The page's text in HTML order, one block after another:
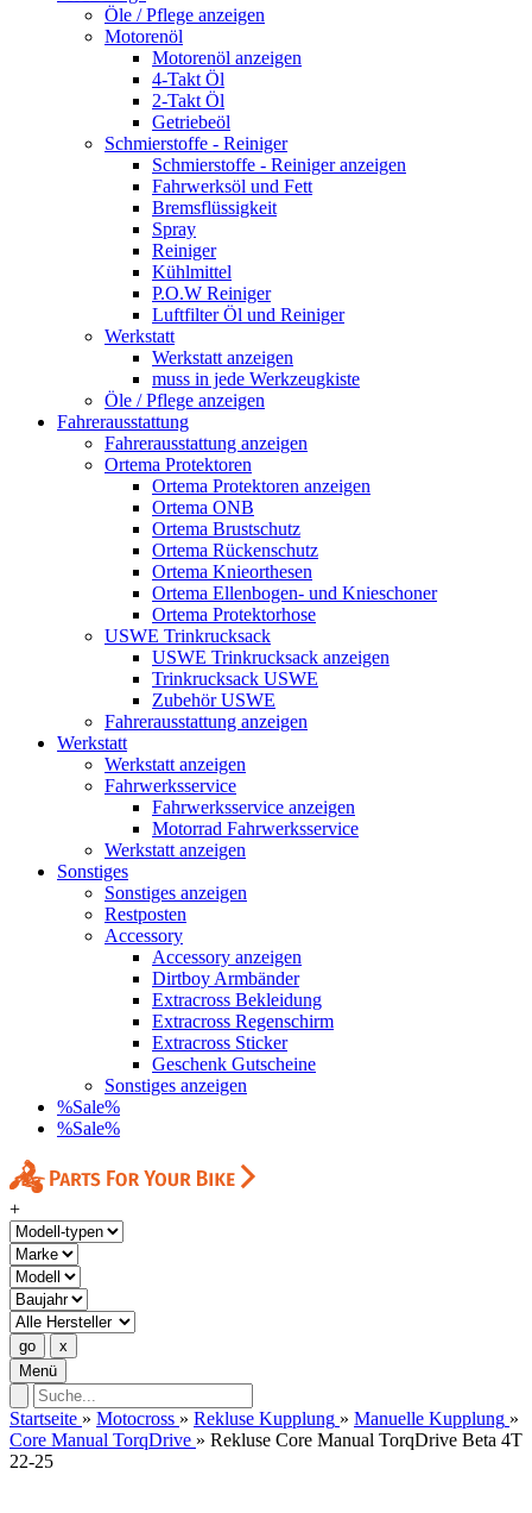
Öle / Pflege anzeigen
Motorenöl
Motorenöl anzeigen
4-Takt Öl
2-Takt Öl
Getriebeöl
Schmierstoffe - Reiniger
Schmierstoffe - Reiniger anzeigen
Fahrwerksöl und Fett
Bremsflüssigkeit
Spray
Reiniger
Kühlmittel
P.O.W Reiniger
Luftfilter Öl und Reiniger
Werkstatt
Werkstatt anzeigen
muss in jede Werkzeugkiste
Öle / Pflege anzeigen
Fahrerausstattung
Fahrerausstattung anzeigen
Ortema Protektoren
Ortema Protektoren anzeigen
Ortema ONB
Ortema Brustschutz
Ortema Rückenschutz
Ortema Knieorthesen
Ortema Ellenbogen- und Knieschoner
Ortema Protektorhose
USWE Trinkrucksack
USWE Trinkrucksack anzeigen
Trinkrucksack USWE
Zubehör USWE
Fahrerausstattung anzeigen
Werkstatt
Werkstatt anzeigen
Fahrwerksservice
Fahrwerksservice anzeigen
Motorrad Fahrwerksservice
Werkstatt anzeigen
Sonstiges
Sonstiges anzeigen
Restposten
Accessory
Accessory anzeigen
Dirtboy Armbänder
Extracross Bekleidung
Extracross Regenschirm
Extracross Sticker
Geschenk Gutscheine
Sonstiges anzeigen
%Sale%
%Sale%
+
Menü
Startseite » Motocross » Rekluse Kupplung » Manuelle Kupplung »
Core Manual TorqDrive » Rekluse Core Manual TorqDrive Beta 4T
22-25